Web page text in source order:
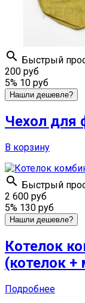
 Быстрый
200 руб
5% 10 руб
Нашли дешевле?
Чехол для
В корзину
 Быстрый
2 600 руб
5% 130 руб
Нашли дешевле?
Котелок
(котелок +
Подробнее